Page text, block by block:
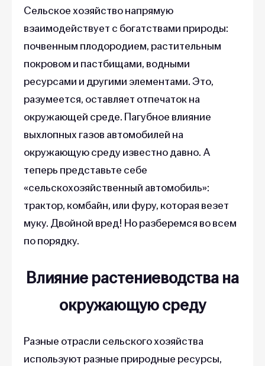
Сельское хозяйство напрямую
взаимодействует с богатствами природы:
почвенным плодородием, растительным
покровом и пастбищами, водными
ресурсами и другими элементами. Это,
разумеется, оставляет отпечаток на
окружающей среде. Пагубное влияние
выхлопных газов автомобилей на
окружающую среду известно давно. А
теперь представьте себе
«сельскохозяйственный автомобиль»:
трактор, комбайн, или фуру, которая везет
муку. Двойной вред! Но разберемся во всем
по порядку.
Влияние растениеводства на
окружающую среду
Разные отрасли сельского хозяйства
используют разные природные ресурсы,